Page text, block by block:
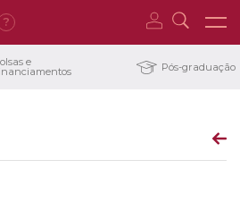
?
e Pós-graduação